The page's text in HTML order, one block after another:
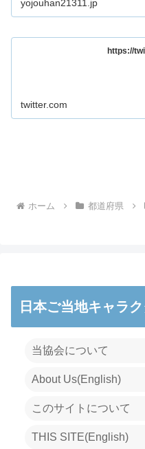
yojouhan21311.jp
https://
twitter.com
ホーム 都道府県
日本ご当地キャラ
当協会について
About Us(English)
このサイトについて
THIS SITE(English)